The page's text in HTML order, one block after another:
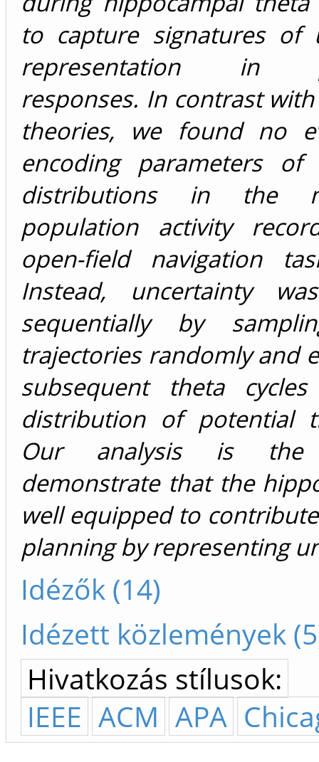
to capture signatures of
representation in
responses. In contrast
theories, we found no
encoding parameters of
distributions in the
population activity
open-field navigation
Instead, uncertainty
sequentially by
trajectories randomly and
subsequent theta
distribution of potential
Our analysis is
demonstrate that the
well equipped to
planning by representing
Idézők (14)
Idézett közlemények
Hivatkozás stílusok:
IEEE ACM APA